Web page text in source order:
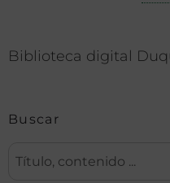
Biblioteca digital
Buscar